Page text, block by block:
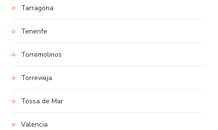
Tarragona
Tenerife
Torremolinos
Torrevieja
Tossa de Mar
Valencia